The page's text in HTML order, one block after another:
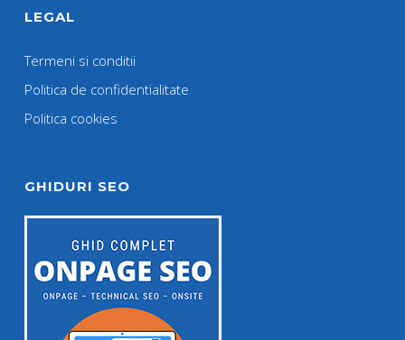
LEGAL
Termeni si conditii
Politica de confidentialitate
Politica cookies
GHIDURI SEO